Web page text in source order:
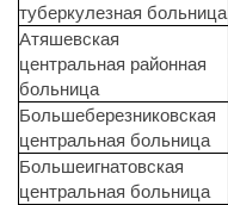
туберкулезная больница
Атяшевская
центральная районная
больница
Большеберезниковская
центральная больница
Большеигнатовская
центральная больница